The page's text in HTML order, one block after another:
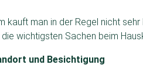
kauft man in der Regel nicht
wichtigsten Sachen beim
und Besichtigung